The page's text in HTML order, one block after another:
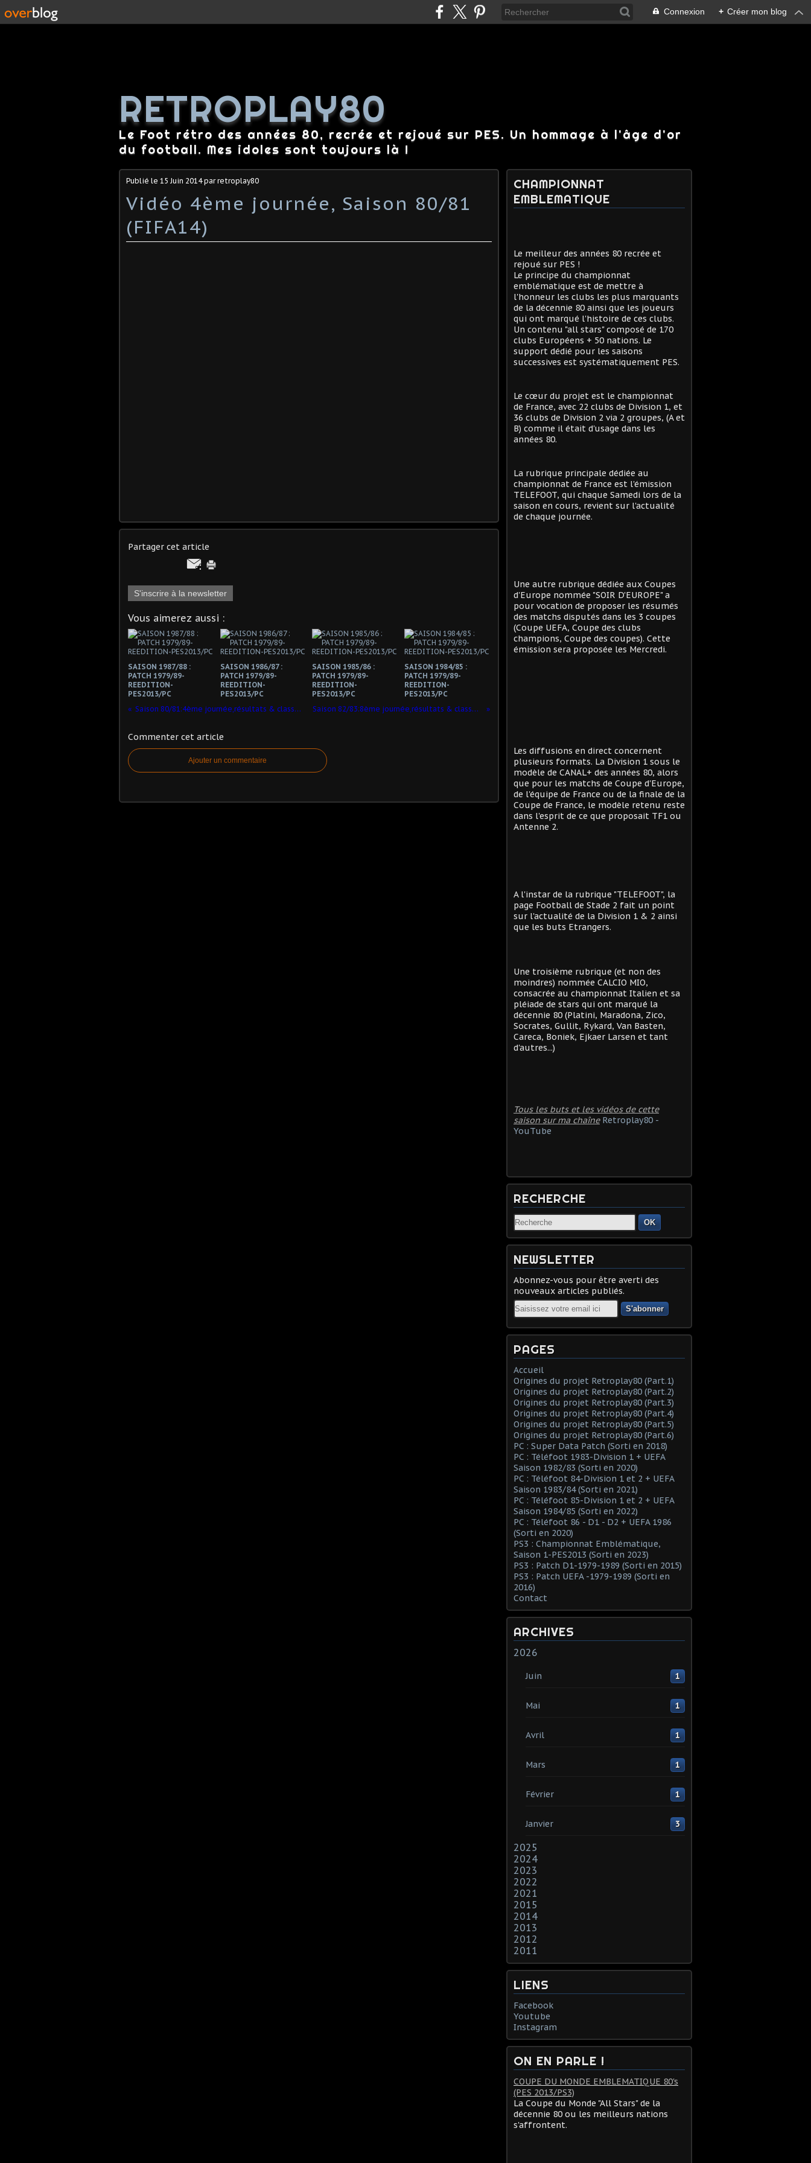
Connexion + Créer mon blog
RETROPLAY80
Le Foot rétro des années 80, recrée et rejoué sur PES. Un hommage à l'âge d'or
du football. Mes idoles sont toujours là !
Publié le 15 Juin 2014par retroplay80
Vidéo 4ème journée, Saison 80/81
(FIFA14)
Partager cet article
S'inscrire à la newsletter
Vous aimerez aussi :
SAISON 1987/88 :
PATCH 1979/89-
REEDITION-
PES2013/PC
SAISON 1986/87 :
PATCH 1979/89-
REEDITION-
PES2013/PC
SAISON 1985/86 :
PATCH 1979/89-
REEDITION-
PES2013/PC
SAISON 1984/85 :
PATCH 1979/89-
REEDITION-
PES2013/PC
Saison 80/81:4ème journée,résultats & classement !
Saison 82/83:8ème journée,résultats & classement !
Commenter cet article
Ajouter un commentaire
CHAMPIONNAT
EMBLEMATIQUE
Le meilleur des années 80 recrée et
rejoué sur PES !
Le principe du championnat
emblématique est de mettre à
l'honneur les clubs les plus marquants
de la décennie 80 ainsi que les joueurs
qui ont marqué l'histoire de ces clubs.
Un contenu "all stars" composé de 170
clubs Européens + 50 nations. Le
support dédié pour les saisons
successives est systématiquement PES.
Le cœur du projet est le championnat
de France, avec 22 clubs de Division 1, et
36 clubs de Division 2 via 2 groupes, (A et
B) comme il était d'usage dans les
années 80.
La rubrique principale dédiée au
championnat de France est l'émission
TELEFOOT, qui chaque Samedi lors de la
saison en cours, revient sur l'actualité
de chaque journée.
Une autre rubrique dédiée aux Coupes
d'Europe nommée "SOIR D'EUROPE" a
pour vocation de proposer les résumés
des matchs disputés dans les 3 coupes
(Coupe UEFA, Coupe des clubs
champions, Coupe des coupes). Cette
émission sera proposée les Mercredi.
Les diffusions en direct concernent
plusieurs formats. La Division 1 sous le
modèle de CANAL+ des années 80, alors
que pour les matchs de Coupe d'Europe,
de l'équipe de France ou de la finale de la
Coupe de France, le modèle retenu reste
dans l'esprit de ce que proposait TF1 ou
Antenne 2.
A l'instar de la rubrique "TELEFOOT", la
page Football de Stade 2 fait un point
sur l'actualité de la Division 1 & 2 ainsi
que les buts Etrangers.
Une troisième rubrique (et non des
moindres) nommée CALCIO MIO,
consacrée au championnat Italien et sa
pléiade de stars qui ont marqué la
décennie 80 (Platini, Maradona, Zico,
Socrates, Gullit, Rykard, Van Basten,
Careca, Boniek, Ejkaer Larsen et tant
d'autres...)
Tous les buts et les vidéos de cette
saison sur ma chaîne Retroplay80 -
YouTube
RECHERCHE
OK
NEWSLETTER
Abonnez-vous pour être averti des
nouveaux articles publiés.
Email
PAGES
Accueil
Origines du projet Retroplay80 (Part.1)
Origines du projet Retroplay80 (Part.2)
Origines du projet Retroplay80 (Part.3)
Origines du projet Retroplay80 (Part.4)
Origines du projet Retroplay80 (Part.5)
Origines du projet Retroplay80 (Part.6)
PC : Super Data Patch (Sorti en 2018)
PC : Téléfoot 1983-Division 1 + UEFA
Saison 1982/83 (Sorti en 2020)
PC : Téléfoot 84-Division 1 et 2 + UEFA
Saison 1983/84 (Sorti en 2021)
PC : Téléfoot 85-Division 1 et 2 + UEFA
Saison 1984/85 (Sorti en 2022)
PC : Téléfoot 86 - D1 - D2 + UEFA 1986
(Sorti en 2020)
PS3 : Championnat Emblématique,
Saison 1-PES2013 (Sorti en 2023)
PS3 : Patch D1-1979-1989 (Sorti en 2015)
PS3 : Patch UEFA -1979-1989 (Sorti en
2016)
Contact
ARCHIVES
2026
Juin 1
Mai 1
Avril 1
Mars 1
Février 1
Janvier 3
2025
2024
2023
2022
2021
2015
2014
2013
2012
2011
LIENS
Facebook
Youtube
Instagram
ON EN PARLE !
COUPE DU MONDE EMBLEMATIQUE 80's
(PES 2013/PS3)
La Coupe du Monde "All Stars" de la
décennie 80 ou les meilleurs nations
s'affrontent.